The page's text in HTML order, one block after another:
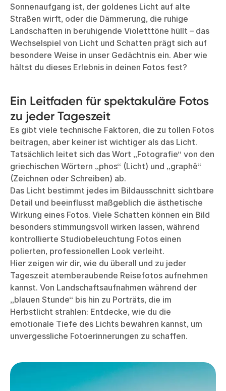
Sonnenaufgang ist, der goldenes Licht auf alte
Straßen wirft, oder die Dämmerung, die ruhige
Landschaften in beruhigende Violetttöne hüllt – das
Wechselspiel von Licht und Schatten prägt sich auf
besondere Weise in unser Gedächtnis ein. Aber wie
hältst du dieses Erlebnis in deinen Fotos fest?
Ein Leitfaden für spektakuläre Fotos
zu jeder Tageszeit
Es gibt viele technische Faktoren, die zu tollen Fotos
beitragen, aber keiner ist wichtiger als das Licht.
Tatsächlich leitet sich das Wort „Fotografie“ von den
griechischen Wörtern „phos“ (Licht) und „graphê“
(Zeichnen oder Schreiben) ab.
Das Licht bestimmt jedes im Bildausschnitt sichtbare
Detail und beeinflusst maßgeblich die ästhetische
Wirkung eines Fotos. Viele Schatten können ein Bild
besonders stimmungsvoll wirken lassen, während
kontrollierte Studiobeleuchtung Fotos einen
polierten, professionellen Look verleiht.
Hier zeigen wir dir, wie du überall und zu jeder
Tageszeit atemberaubende Reisefotos aufnehmen
kannst. Von Landschaftsaufnahmen während der
„blauen Stunde“ bis hin zu Porträts, die im
Herbstlicht strahlen: Entdecke, wie du die
emotionale Tiefe des Lichts bewahren kannst, um
unvergessliche Fotoerinnerungen zu schaffen.